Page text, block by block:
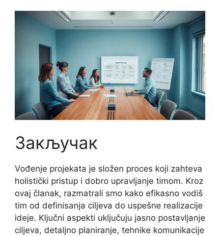
Закључак
Vođenje projekata je složen proces koji zahteva
holistički pristup i dobro upravljanje timom. Kroz
ovaj članak, razmatrali smo kako efikasno vodiš
tim od definisanja ciljeva do uspešne realizacije
ideje. Ključni aspekti uključuju jasno postavljanje
ciljeva, detaljno planiranje, tehnike komunikacije